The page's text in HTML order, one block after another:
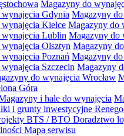
Magazyny do
Gdynia Magazyny
Kielce Magazyny do
Lublin Magazyny do
Olsztyn Magazyny
Poznań Magazyny
Szczecin Magazyny
do wynajęcia Wrocław
Góra
i hale do wynajęcia
i grunty inwestycyjne
BTS / BTO Doradztwo
Mapa serwisu